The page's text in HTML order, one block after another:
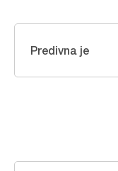
Predivna je